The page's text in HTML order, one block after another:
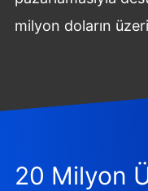
milyon doların
20 Milyon